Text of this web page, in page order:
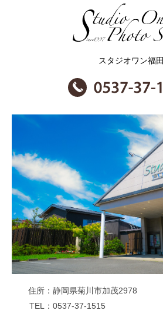
スタジオワン福田
住所
静岡県菊川市加茂2978
TEL
0537-37-1515